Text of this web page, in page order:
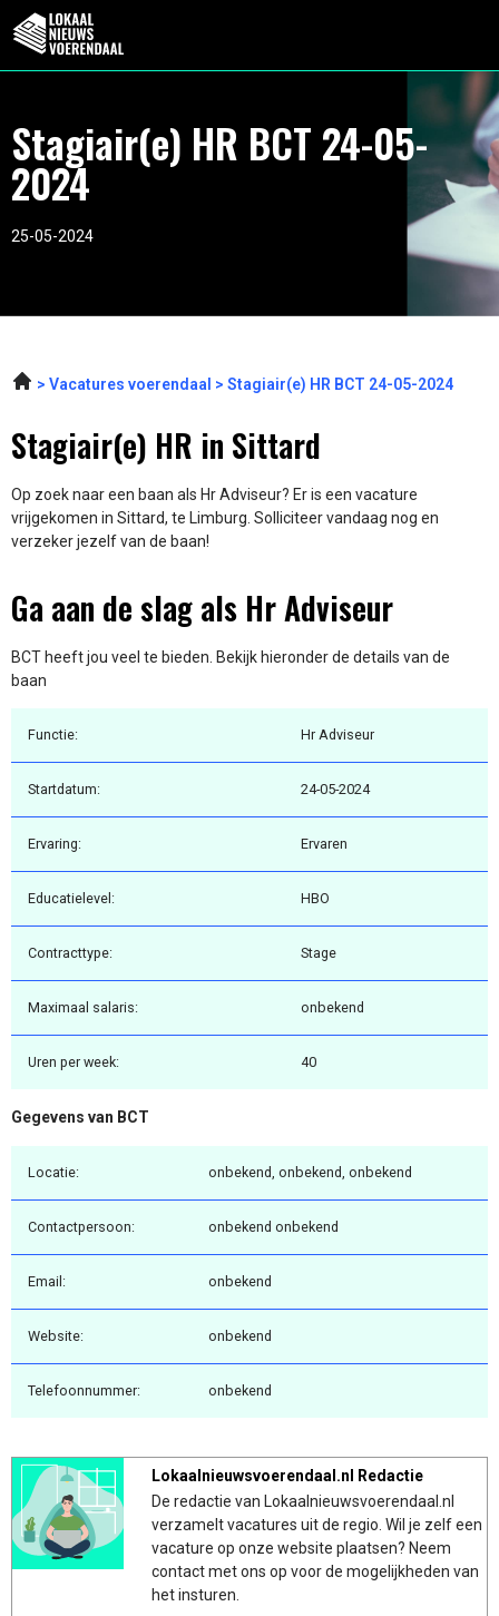
Stagiair(e) HR BCT 24-05-
2024
25-05-2024
Vacatures voerendaal Stagiair(e) HR BCT 24-05-2024
Stagiair(e) HR in Sittard
Op zoek naar een baan als Hr Adviseur? Er is een vacature
vrijgekomen in Sittard, te Limburg. Solliciteer vandaag nog en
verzeker jezelf van de baan!
Ga aan de slag als Hr Adviseur
BCT heeft jou veel te bieden. Bekijk hieronder de details van de
baan
Functie: Hr Adviseur
Startdatum: 24-05-2024
Ervaring: Ervaren
Educatielevel: HBO
Contracttype: Stage
Maximaal salaris: onbekend
Uren per week: 40
Gegevens van BCT
Locatie: onbekend, onbekend, onbekend
Contactpersoon: onbekend onbekend
Email: onbekend
Website: onbekend
Telefoonnummer: onbekend
Lokaalnieuwsvoerendaal.nl Redactie
De redactie van Lokaalnieuwsvoerendaal.nl
verzamelt vacatures uit de regio. Wil je zelf een
vacature op onze website plaatsen? Neem
contact met ons op voor de mogelijkheden van
het insturen.